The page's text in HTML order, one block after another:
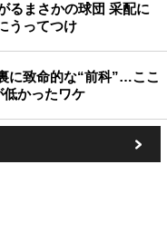
るまさかの球団 采配に
うってつけ
に致命的な“前科”…ここ
低かったワケ